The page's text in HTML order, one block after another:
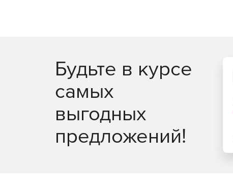
Будьте в курсе
самых
выгодных
предложений!